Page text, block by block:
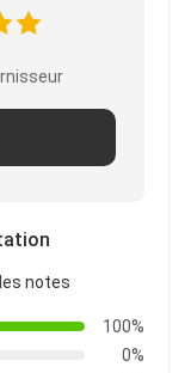
notes
100%
0%